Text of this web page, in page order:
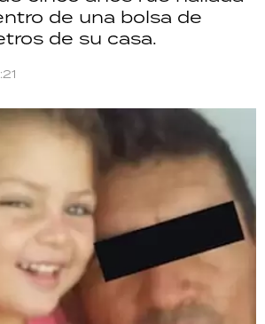
de una bolsa de
de su casa.